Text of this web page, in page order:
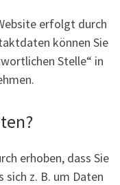
erfolgt durch
können Sie
Stelle“ in
erhoben, dass Sie
sich z. B. um Daten